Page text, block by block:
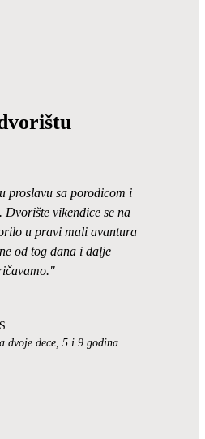
proslavu sa porodicom i
vikendice se na
u pravi mali avantura
od tog dana i dalje
dvoje dece, 5 i 9 godina